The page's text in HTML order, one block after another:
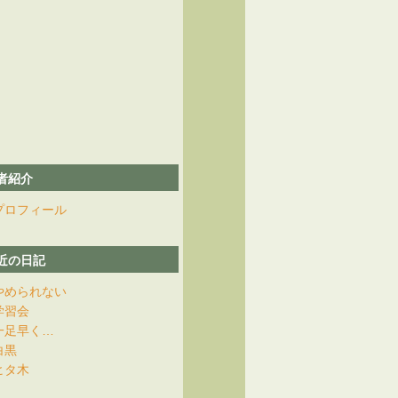
紹介
ロフィール
の日記
められない
習会
足早く…
黒
タ木